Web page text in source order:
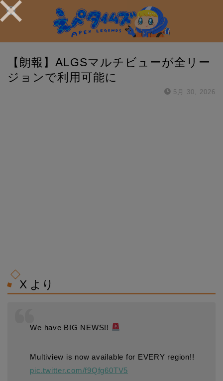
【朗報】ALGSマルチビューが全リー
ジョンで利用可能に
5月 30, 2026
X より
We have BIG NEWS!!
Multiview is now available for EVERY region!!
pic.twitter.com/f9Qfg60TV5